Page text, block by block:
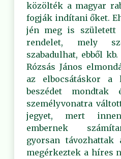
közölték a magyar
fogják indítani őket.
jén meg is született
rendelet, mely
szabadulhat, ebből
Rózsás János
az elbocsátáskor a
beszédet mondtak
személyvonatra
jegyet, mert
embernek
gyorsan távozhattak
megérkeztek a híres